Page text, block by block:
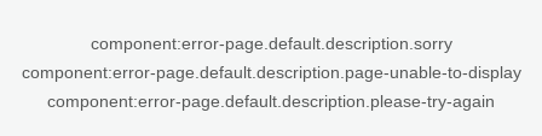
component:error-page.default.description.sorry
component:error-page.default.description.page-unable-to-display
component:error-page.default.description.please-try-again